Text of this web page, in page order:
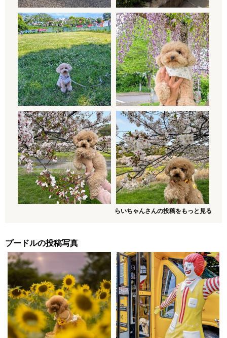
らいちゃんさんの投稿をもっと見る
プードルの投稿写真